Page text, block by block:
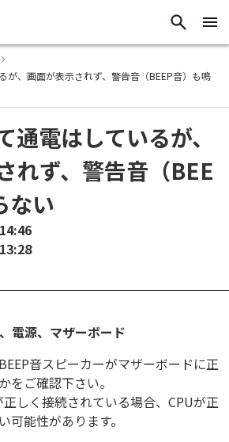
が、画面が表示されず、警告音（BEEP音）も鳴
通電はしているが、
れず、警告音（BEE
ない
電源、マザーボード
音スピーカーがマザーボードに正
をご確認下さい。
しく接続されている場合、CPUが正
可能性があります。